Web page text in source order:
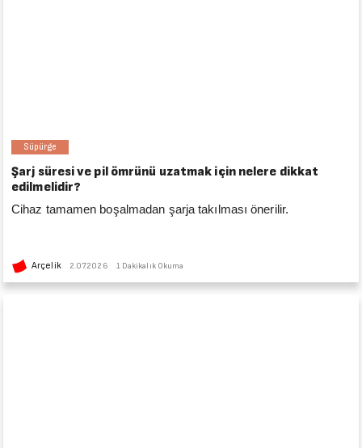
Süpürge
Şarj süresi ve pil ömrünü uzatmak için nelere dikkat
edilmelidir?
Cihaz tamamen boşalmadan şarja takılması önerilir.
Arçelik 2.07.2026 1 Dakikalık Okuma